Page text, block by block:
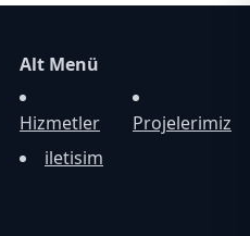
Alt Menü
Hizmetler
Projelerimiz
iletisim